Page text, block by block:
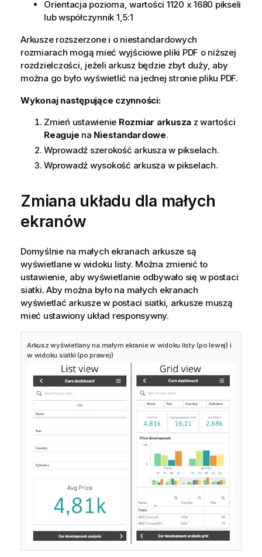
Orientacja pozioma, wartości 1120 x 1680 pikseli
lub współczynnik 1,5:1
Arkusze rozszerzone i o niestandardowych
rozmiarach mogą mieć wyjściowe pliki PDF o niższej
rozdzielczości, jeżeli arkusz będzie zbyt duży, aby
można go było wyświetlić na jednej stronie pliku PDF.
Wykonaj następujące czynności:
Zmień ustawienie Rozmiar arkusza z wartości
Reaguje na Niestandardowe.
Wprowadź szerokość arkusza w pikselach.
Wprowadź wysokość arkusza w pikselach.
Zmiana układu dla małych
ekranów
Domyślnie na małych ekranach arkusze są
wyświetlane w widoku listy. Można zmienić to
ustawienie, aby wyświetlanie odbywało się w postaci
siatki. Aby można było na małych ekranach
wyświetlać arkusze w postaci siatki, arkusze muszą
mieć ustawiony układ responsywny.
Arkusz wyświetlany na małym ekranie w widoku listy (po lewej) i
w widoku siatki (po prawej)